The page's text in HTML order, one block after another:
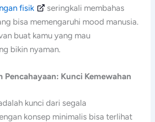
fisik
seringkali membahas
bisa memengaruhi mood manusia.
buat kamu yang mau
bikin nyaman.
Pencahayaan: Kunci Kemewahan
kunci dari segala
konsep minimalis bisa terlihat